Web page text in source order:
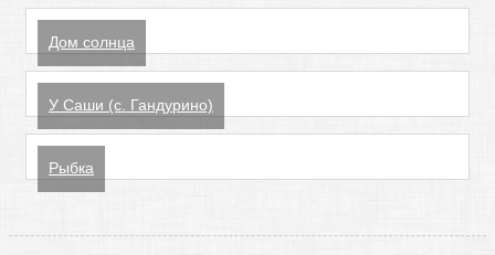
Дом солнца
У Саши (с. Гандурино)
Рыбка